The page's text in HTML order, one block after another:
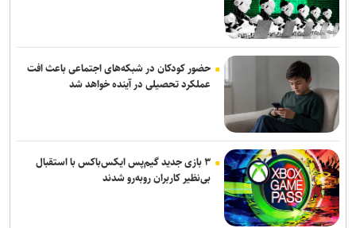
حضور کودکان در شبکه‌های اجتماعی باعث افت
عملکرد تحصیلی در آینده خواهد شد
۳ بازی جدید گیم‌پس ایکس‌باکس با استقبال
بی‌نظیر کاربران روبه‌رو شدند